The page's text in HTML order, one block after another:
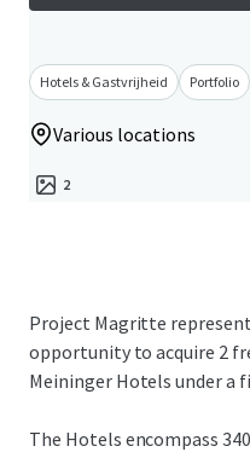
Hotels & Gastvrijheid Portfolio
Various locations
2
Project Magritte
opportunity to acquire 2
Meininger Hotels under a
The Hotels encompass